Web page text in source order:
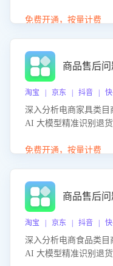
置差评防控，提升客户
免费开通，按量计费
商品售后
淘宝 | 京东 | 抖音 | 快
深入分析电商家具类
AI 大模型精准识别退
力商家优化产品或服务
免费开通，按量计费
商品售后
淘宝 | 京东 | 抖音 | 快
深入分析电商食品类
AI 大模型精准识别退